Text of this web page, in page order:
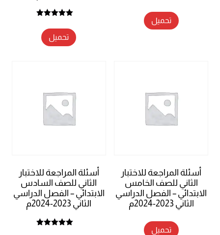
تحميل
5.00
من 5
تحميل
أسئلة المراجعة للاختبار
الثاني للصف الخامس
الابتدائي – الفصل الدراسي
الثاني 2023-2024م
تحميل
أسئلة المراجعة للاختبار
الثاني للصف السادس
الابتدائي – الفصل الدراسي
الثاني 2023-2024م